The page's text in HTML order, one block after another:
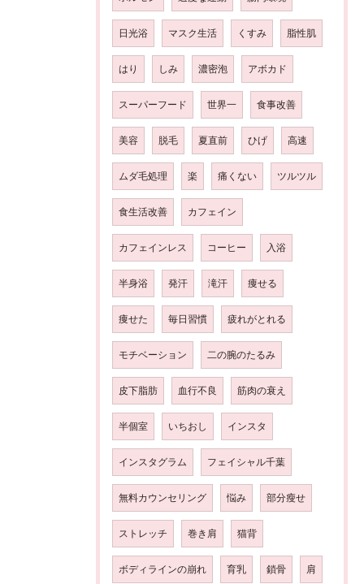
日光浴 マスク生活 くすみ 脂性肌
はり しみ 濃密泡 アボカド
スーパーフード 世界一 食事改善
美容 脱毛 夏直前 ひげ 高速
ムダ毛処理 楽 痛くない ツルツル
食生活改善 カフェイン
カフェインレス コーヒー 入浴
半身浴 発汗 滝汗 痩せる
痩せた 毎日習慣 疲れがとれる
モチベーション 二の腕のたるみ
皮下脂肪 血行不良 筋肉の衰え
半個室 いちおし インスタ
インスタグラム フェイシャル千葉
無料カウンセリング 悩み 部分瘦せ
ストレッチ 巻き肩 猫背
ボディラインの崩れ 育乳 鎖骨 肩